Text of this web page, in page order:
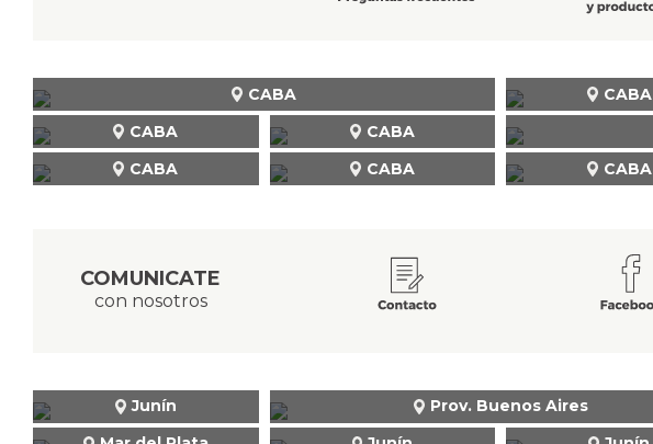
CABA CABA
CABA
CABA
CABA
CABA CABA
COMUNICATE
con nosotros
Junín Prov. Buenos Aires